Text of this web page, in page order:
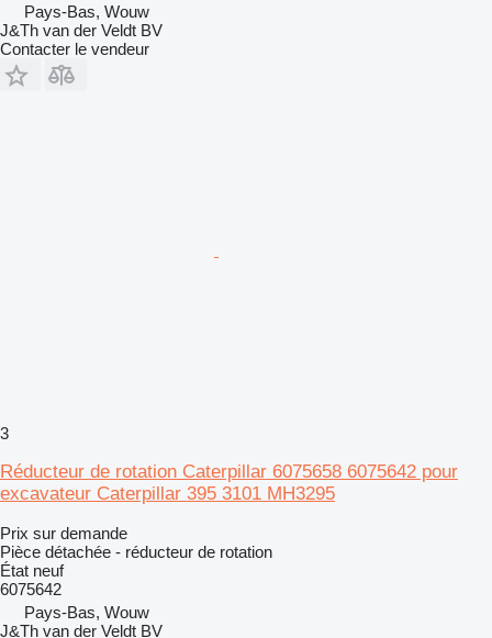
Pays-Bas, Wouw
J&Th van der Veldt BV
Contacter le vendeur
3
Réducteur de rotation Caterpillar 6075658 6075642 pour
excavateur Caterpillar 395 3101 MH3295
Prix sur demande
Pièce détachée - réducteur de rotation
État neuf
6075642
Pays-Bas, Wouw
J&Th van der Veldt BV